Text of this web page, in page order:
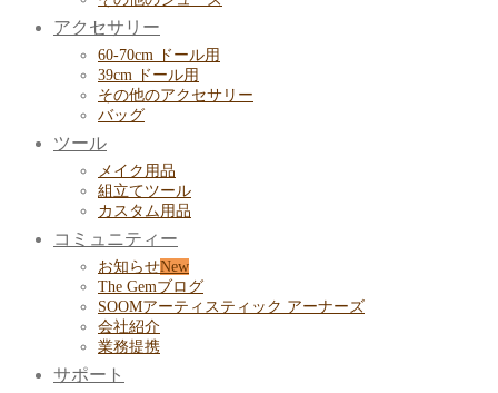
アクセサリー
60-70cm ドール用
39cm ドール用
その他のアクセサリー
バッグ
ツール
メイク用品
組立てツール
カスタム用品
コミュニティー
お知らせ
The Gemブログ
SOOMアーティスティック アーナーズ
会社紹介
業務提携
サポート